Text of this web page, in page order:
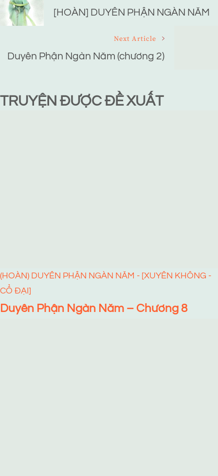
Navigation[HOÀN] DUYÊN PHẬN NGÀN NĂM
Next Article
Duyên Phận Ngàn Năm (chương 2)
TRUYỆN ĐƯỢC ĐỀ XUẤT
(HOÀN) DUYÊN PHẬN NGÀN NĂM - [XUYÊN KHÔNG -
CỔ ĐẠI]
Duyên Phận Ngàn Năm – Chương 8